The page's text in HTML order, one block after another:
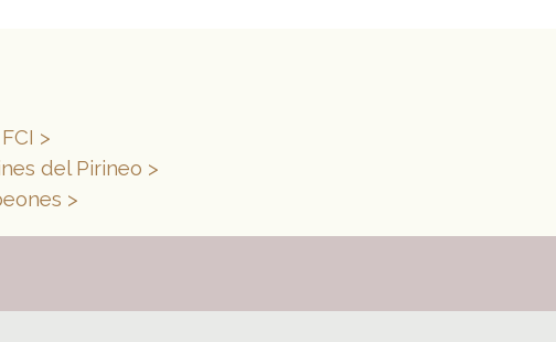
>
del Pirineo >
>